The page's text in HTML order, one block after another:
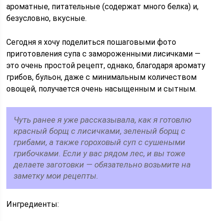
ароматные, питательные (содержат много белка) и,
безусловно, вкусные.
Сегодня я хочу поделиться пошаговыми фото
приготовления супа с замороженными лисичками —
это очень простой рецепт, однако, благодаря аромату
грибов, бульон, даже с минимальным количеством
овощей, получается очень насыщенным и сытным.
Чуть ранее я уже рассказывала, как я готовлю
красный борщ с лисичками, зеленый борщ с
грибами, а также гороховый суп с сушеными
грибочками. Если у вас рядом лес, и вы тоже
делаете заготовки — обязательно возьмите на
заметку мои рецепты.
Ингредиенты: